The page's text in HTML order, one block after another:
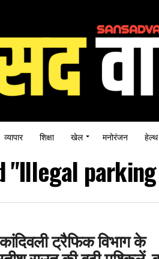
व्यापार शिक्षा खेल मनोरंजन हेल्थ
"Illegal
ट्रैफिक विभाग के